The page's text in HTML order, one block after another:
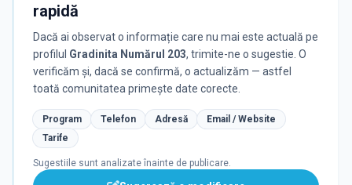
rapidă
Dacă ai observat o informație care nu mai este actuală pe
profilul Gradinita Numărul 203, trimite-ne o sugestie. O
verificăm și, dacă se confirmă, o actualizăm — astfel
toată comunitatea primește date corecte.
Program Telefon Adresă
Email / Website
Tarife
Sugestiile sunt analizate înainte de publicare.